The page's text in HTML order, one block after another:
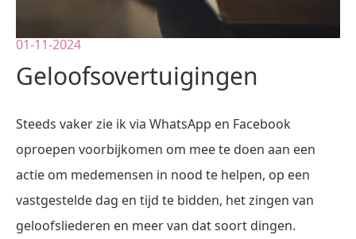
01-11-2024
Geloofsovertuigingen
Steeds vaker zie ik via WhatsApp en Facebook
oproepen voorbijkomen om mee te doen aan een
actie om medemensen in nood te helpen, op een
vastgestelde dag en tijd te bidden, het zingen van
geloofsliederen en meer van dat soort dingen.